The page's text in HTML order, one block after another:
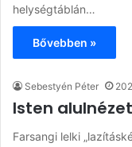
helységtáblán…
Bővebben »
Sebestyén Péter
Isten
Farsangi lelki